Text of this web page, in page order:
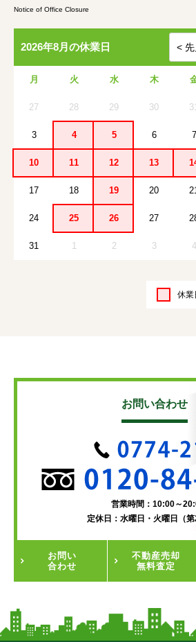
Notice of Office Closure
2026年8月の休業日
月 火 水 木
27 28 29 30 31
3 4 5 6 7
10 11 12 13
17 18 19 20 21
24 25 26 27
31 1 2 3 4
休業
お問い合わせ
営業時間：10:00～
定休日：水曜日・火曜日（第
お問い
合わせ
不動産売却
無料査定